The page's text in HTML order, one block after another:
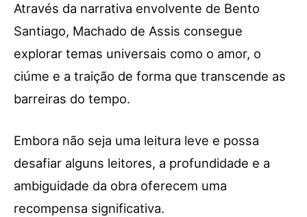
Através da narrativa envolvente de Bento
Santiago, Machado de Assis consegue
explorar temas universais como o amor, o
ciúme e a traição de forma que transcende as
barreiras do tempo.
Embora não seja uma leitura leve e possa
desafiar alguns leitores, a profundidade e a
ambiguidade da obra oferecem uma
recompensa significativa.